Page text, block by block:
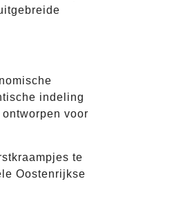
indeling
voor
te
Oostenrijkse